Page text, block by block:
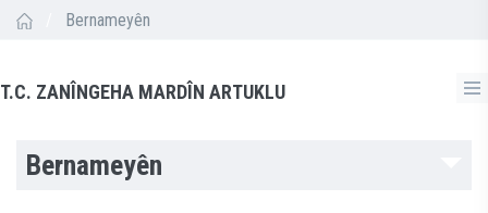
Bernameyên
T.C. ZANÎNGEHA MARDÎN ARTUKLU
Bernameyên